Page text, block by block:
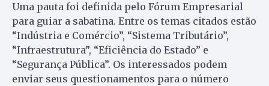
Uma pauta foi definida pelo Fórum Empresarial
para guiar a sabatina. Entre os temas citados estão
“Indústria e Comércio”, “Sistema Tributário”,
“Infraestrutura”, “Eficiência do Estado” e
“Segurança Pública”. Os interessados podem
enviar seus questionamentos para o número